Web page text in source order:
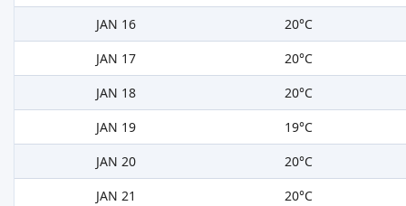
JAN 16
20°C
JAN 17
20°C
JAN 18
20°C
JAN 19
19°C
JAN 20
20°C
JAN 21
20°C